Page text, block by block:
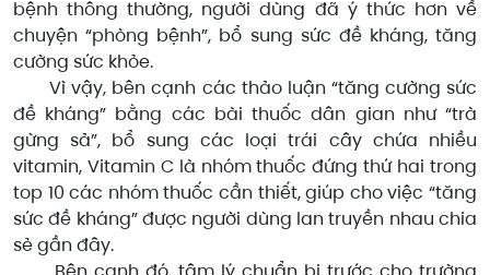
bệnh thông thường, người dùng đã ý thức hơn về
chuyện “phòng bệnh”, bổ sung sức đề kháng, tăng
cường sức khỏe.
Vì vậy, bên cạnh các thảo luận “tăng cường sức
đề kháng” bằng các bài thuốc dân gian như “trà
gừng sả”, bổ sung các loại trái cây chứa nhiều
vitamin, Vitamin C là nhóm thuốc đứng thứ hai trong
top 10 các nhóm thuốc cần thiết, giúp cho việc “tăng
sức đề kháng” được người dùng lan truyền nhau chia
sẻ gần đây.